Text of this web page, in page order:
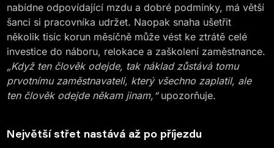
nabídne odpovídající mzdu a dobré podmínky, má větší
šanci si pracovníka udržet. Naopak snaha ušetřit
několik tisíc korun měsíčně může vést ke ztrátě celé
investice do náboru, relokace a zaškolení zaměstnance.
„Když ten člověk odejde, tak náklad zůstává tomu
prvotnímu zaměstnavateli, který všechno zaplatil, ale
ten člověk odejde někam jinam,“upozorňuje.
Největší střet nastává až po příjezdu